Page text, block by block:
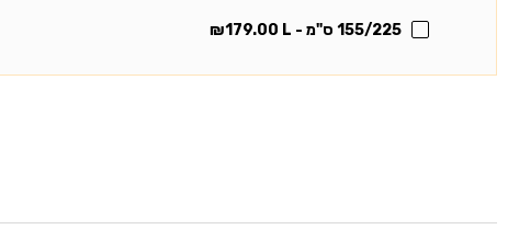
155/225 ס"מ - L ₪179.00